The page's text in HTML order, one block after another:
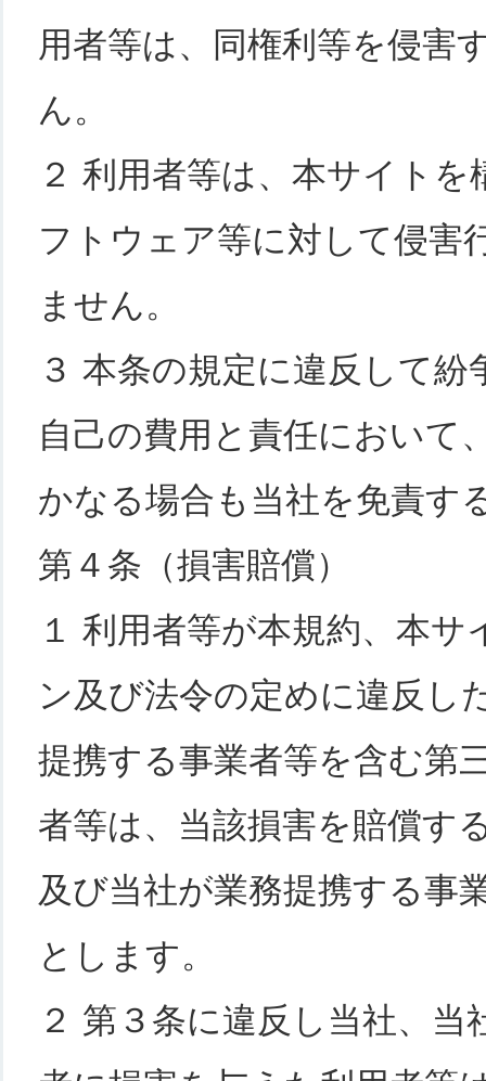
用者等は、同権利等を侵害
ん。
２ 利用者等は、本サイト
フトウェア等に対して侵害
ません。
３ 本条の規定に違反して
自己の費用と責任において
かなる場合も当社を免責す
第４条（損害賠償）
１ 利用者等が本規約、本
ン及び法令の定めに違反し
提携する事業者等を含む第
者等は、当該損害を賠償す
及び当社が業務提携する事
とします。
２ 第３条に違反し当社、